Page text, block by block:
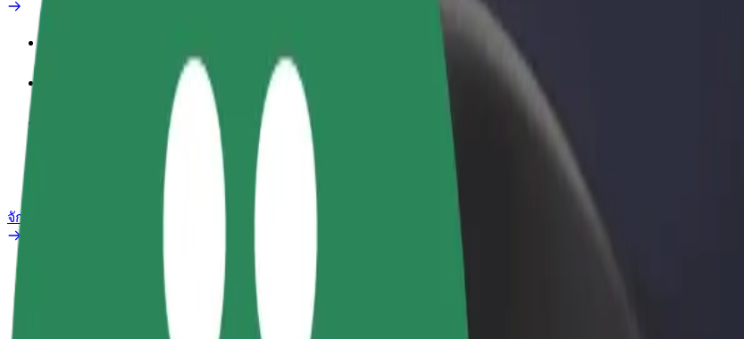
Bolt Food สำหรับองค์กร
จักรยานไฟฟ้า
ห้องแล็บความปลอดภัย